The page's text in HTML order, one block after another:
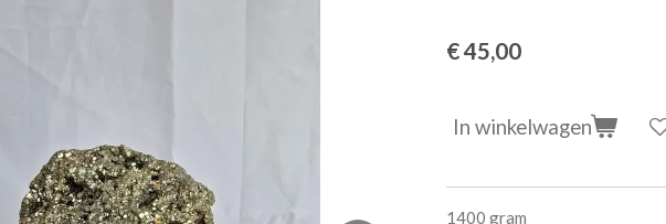
€ 45,00
In winkelwagen
1400 gram